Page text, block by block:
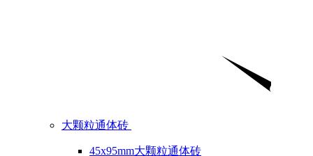
大颗粒通体砖
45x95mm大颗粒通体砖